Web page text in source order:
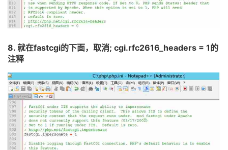
8. 就在fastcgi的下面，取消; cgi.rfc2616_headers = 1的
注释